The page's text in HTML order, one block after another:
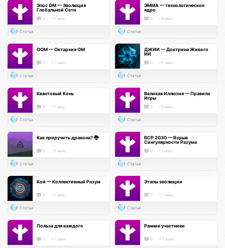
Эпос ОМ — Эволюция
Глобальной Сети
0 ~1 мин.
Статья
ЭММА — технологическое
ядро
0 ~4 мин.
Статья
ООМ — Октархия ОМ
0 < 1 мин.
Статья
ДЖИИ — Доктрина Живого
ИИ
0 ~5 мин.
Статья
Квантовый Конь
0 ~1 мин.
Статья
Великая Иллюзия — Правила
Игры
0 ~3 мин.
Статья
Как приручить дракона? 🐉
0 ~5 мин.
Статья
ВСР 2030 — Взрыв
Сингулярности Разума
0 ~1 мин.
Статья
Кой — Коллективный Разум
0 ~1 мин.
Статья
Этапы эволюции
0 < 1 мин.
Статья
Польза для каждого
0 < 1 мин.
Ранние участники
0 < 1 мин.